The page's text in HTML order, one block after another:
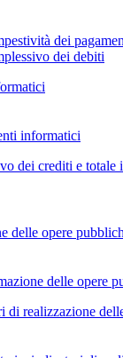
dei
dei debiti
informatici
dei crediti e totale
delle opere
delle opere
di realizzazione